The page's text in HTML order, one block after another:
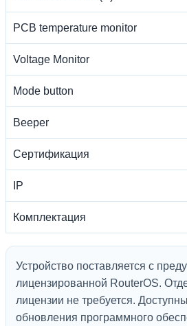
PCB temperature monitor
Voltage Monitor
Mode button
Beeper
Сертификация
IP
Комплектация
Устройство поставляется с
лицензированной RouterOS.
лицензии не требуется.
обновления программного